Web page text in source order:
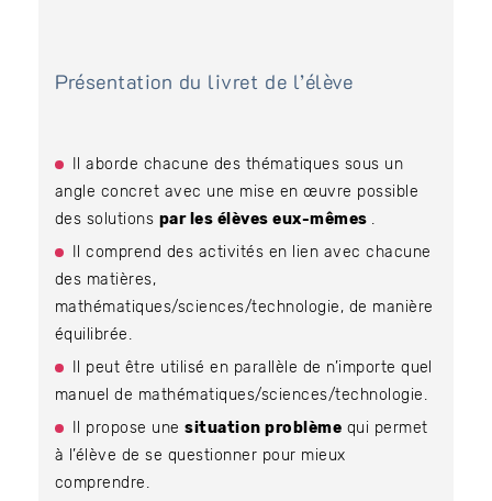
Présentation du livret de l’élève
Il aborde chacune des thématiques sous un
angle concret avec une mise en œuvre possible
des solutions par les élèves eux-mêmes .
Il comprend des activités en lien avec chacune
des matières,
mathématiques/sciences/technologie, de manière
équilibrée.
Il peut être utilisé en parallèle de n’importe quel
manuel de mathématiques/sciences/technologie.
Il propose unesituation problème qui permet
à l’élève de se questionner pour mieux
comprendre.